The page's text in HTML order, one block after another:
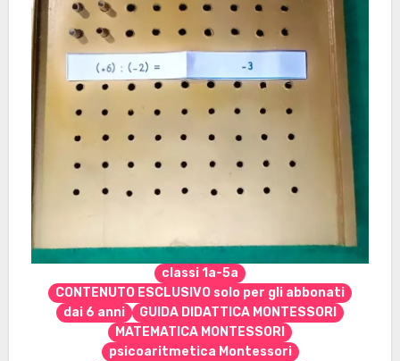
classi 1a-5a
CONTENUTO ESCLUSIVO solo per gli abbonati
dai 6 anni
GUIDA DIDATTICA MONTESSORI
MATEMATICA MONTESSORI
psicoaritmetica Montessori